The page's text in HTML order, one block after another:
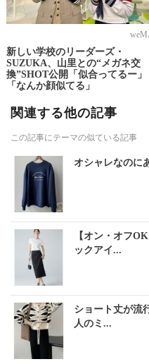
新しい学校のリーダーズ・
SUZUKA、山里との“メガネ交
換”SHOT公開「似合ってるー」
「なんか顔似てる」
関連する他の記事
この記事にテーマの似ている記事
オシャレなのに
【オン・オフ
ックアイ...
ショート丈が流
人のミ...